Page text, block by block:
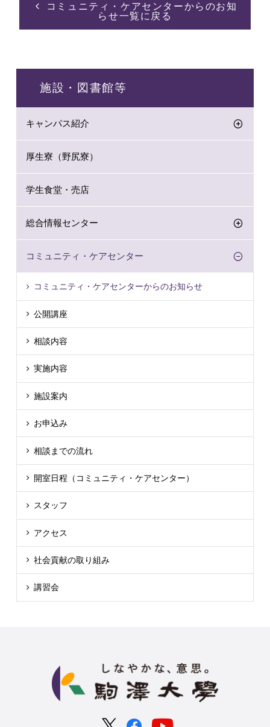
コミュニティ・ケアセンターからのお知
らせ一覧に戻る
施設・図書館等
キャンパス紹介
厚生寮（野尻寮）
学生食堂・売店
総合情報センター
コミュニティ・ケアセンター
コミュニティ・ケアセンターからのお知らせ
公開講座
相談内容
実施内容
施設案内
お申込み
相談までの流れ
開室日程（コミュニティ・ケアセンター）
スタッフ
アクセス
社会貢献の取り組み
講習会